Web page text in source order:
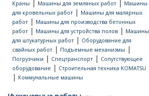
Краны | Машины для земляных работ| Машины
для кровельных работ| Машины для малярных
работ| Машины для производства бетонных
работ| Машины для устройства полов| Машины
для штукатурных работ| Оборудование для
свайных работ| Подъемные механизмы |
Погрузчики | Спецтранспорт| Сопутствующее
оборудование | Строительная техника KOMATSU
| Коммунальные машины